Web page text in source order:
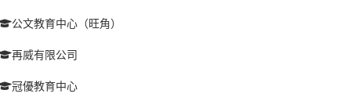
公文教育中心（旺角）
再威有限公司
冠優教育中心